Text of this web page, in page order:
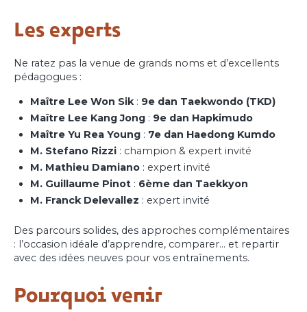
Les experts
Ne ratez pas la venue de grands noms et d’excellents
pédagogues :
Maître Lee Won Sik: 9e dan Taekwondo (TKD)
Maître Lee Kang Jong : 9e dan Hapkimudo
Maître Yu Rea Young : 7e dan Haedong Kumdo
M. Stefano Rizzi : champion & expert invité
M. Mathieu Damiano : expert invité
M. Guillaume Pinot : 6ème dan Taekkyon
M. Franck Delevallez : expert invité
Des parcours solides, des approches complémentaires
: l’occasion idéale d’apprendre, comparer… et repartir
avec des idées neuves pour vos entraînements.
Pourquoi venir